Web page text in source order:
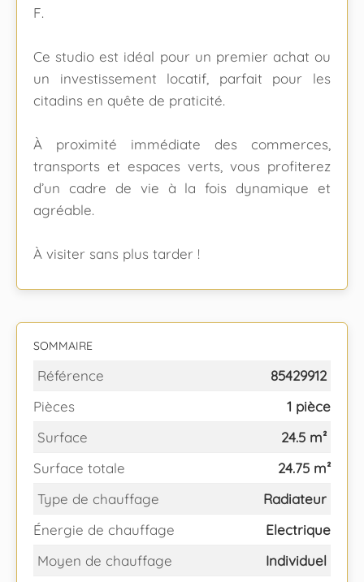
F.
Ce studio est idéal pour un premier achat ou
un investissement locatif, parfait pour les
citadins en quête de praticité.
À proximité immédiate des commerces,
transports et espaces verts, vous profiterez
d’un cadre de vie à la fois dynamique et
agréable.
À visiter sans plus tarder !
SOMMAIRE
Référence
85429912
Pièces
1 pièce
Surface
24.5 m²
Surface totale
24.75 m²
Type de chauffage
Radiateur
Énergie de chauffage
Electrique
Moyen de chauffage
Individuel